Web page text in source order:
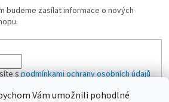
Vám umožnili pohodlné
budeme zasílat informace o nových
spodmínkami ochrany osobních údajů